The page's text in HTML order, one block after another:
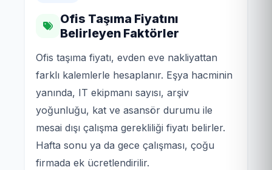
Ofis Taşıma Fiyatını
Belirleyen Faktörler
Ofis taşıma fiyatı, evden eve nakliyattan
farklı kalemlerle hesaplanır. Eşya hacminin
yanında, IT ekipmanı sayısı, arşiv
yoğunluğu, kat ve asansör durumu ile
mesai dışı çalışma gerekliliği fiyatı belirler.
Hafta sonu ya da gece çalışması, çoğu
firmada ek ücretlendirilir.